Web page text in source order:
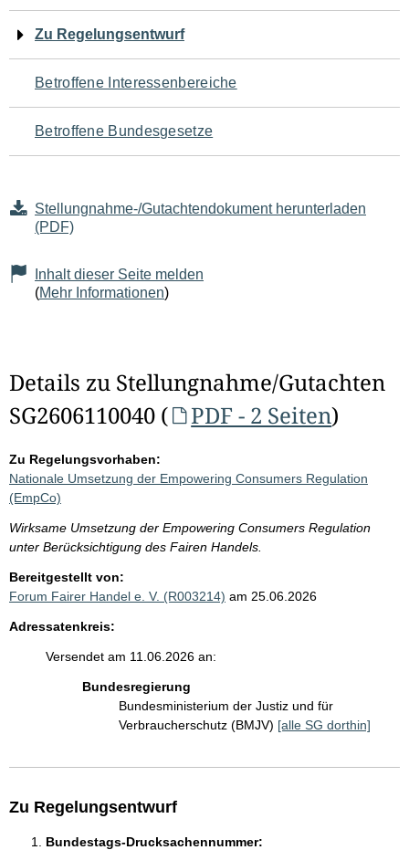
für
den
Seiteninhalt
Zu Regelungsentwurf
Betroffene Interessenbereiche
Betroffene Bundesgesetze
Stellungnahme-/Gutachtendokument herunterladen
(PDF)
Inhalt dieser Seite melden
(Mehr Informationen)
Details zu Stellungnahme/Gutachten
SG2606110040 (
PDF - 2 Seiten)
Zu Regelungsvorhaben:
Nationale Umsetzung der Empowering Consumers Regulation
(EmpCo)
Wirksame Umsetzung der Empowering Consumers Regulation
unter Berücksichtigung des Fairen Handels.
Bereitgestellt von:
Forum Fairer Handel e. V. (R003214) am 25.06.2026
Adressatenkreis:
Versendet am 11.06.2026 an:
Bundesregierung
Bundesministerium der Justiz und für
Verbraucherschutz (BMJV) [alle SG dorthin]
Zu Regelungsentwurf
Bundestags-Drucksachennummer: